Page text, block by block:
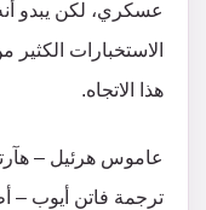
عسكري، لكن يبدو
الاستخبارات
هذا الاتجاه.
عاموس هرئيل –
ترجمة فاتن أيوب –